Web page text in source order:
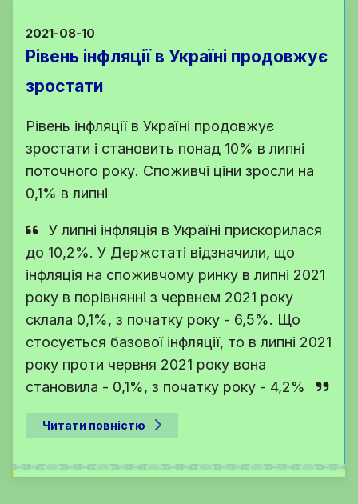
2021-08-10
Рівень інфляції в Україні продовжує
зростати
Рівень інфляції в Україні продовжує
зростати і становить понад 10% в липні
поточного року. Споживчі ціни зросли на
0,1% в липні
У липні інфляція в Україні прискорилася
до 10,2%. У Держстаті відзначили, що
інфляція на споживчому ринку в липні 2021
року в порівнянні з червнем 2021 року
склала 0,1%, з початку року - 6,5%. Що
стосується базової інфляції, то в липні 2021
року проти червня 2021 року вона
становила - 0,1%, з початку року - 4,2%
Читати повністю